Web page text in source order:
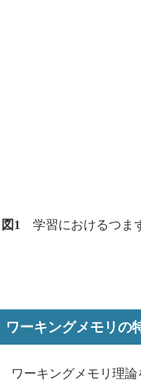
図1 学習におけるつま
ワーキングメモリの
ワーキングメモリ理論